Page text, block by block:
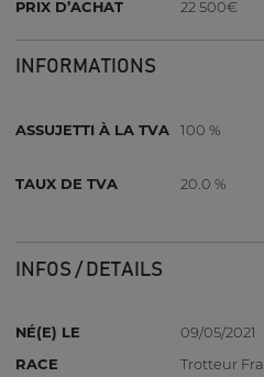
PRIX D’ACHAT
22 500€
INFORMATIONS
ASSUJETTI À LA TVA 100 %
TAUX DE TVA 20.0 %
INFOS / DETAILS
NÉ(E) LE
09/05/2021
RACE
Trotteur